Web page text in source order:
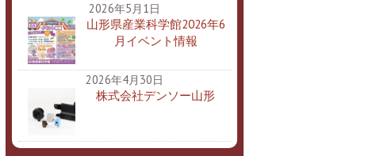
2026年5月1日
山形県産業科学館2026年6
月イベント情報
2026年4月30日
株式会社デンソー山形